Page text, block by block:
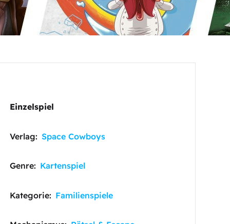
Einzelspiel
Verlag: Space Cowboys
Genre: Kartenspiel
Kategorie: Familienspiele